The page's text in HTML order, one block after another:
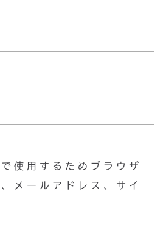
使用するためブラウザ
メールアドレス、サイ